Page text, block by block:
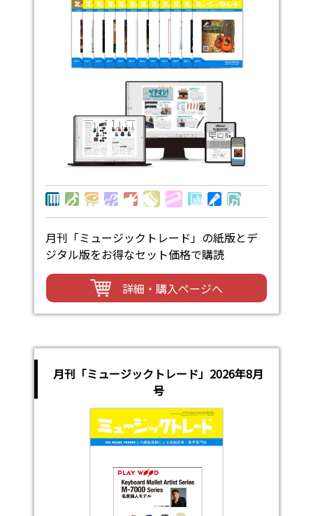
月刊「ミュージックトレード」の紙版とデ
ジタル版をお得なセット価格で購読
詳細・購入ページへ
月刊「ミュージックトレード」2026年8月
号